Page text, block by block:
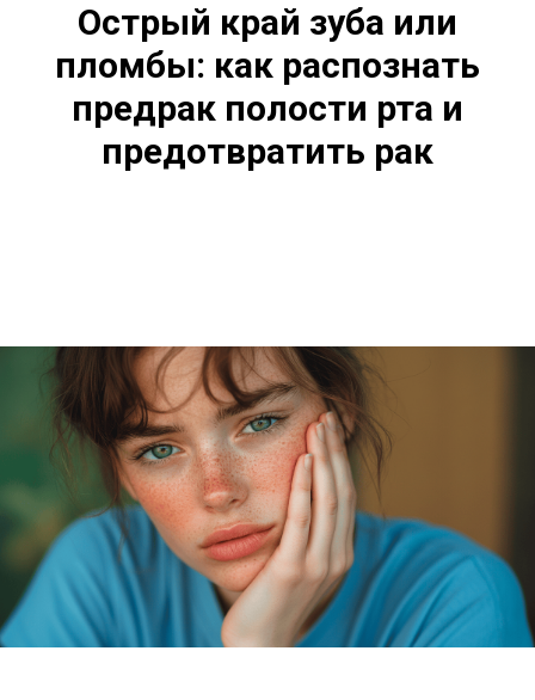
Острый край зуба или
пломбы: как распознать
предрак полости рта и
предотвратить рак